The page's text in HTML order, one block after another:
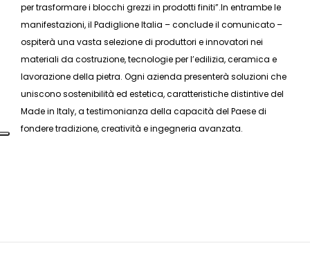
per trasformare i blocchi grezzi in prodotti finiti”.In entrambe le
manifestazioni, il Padiglione Italia – conclude il comunicato –
ospiterà una vasta selezione di produttori e innovatori nei
materiali da costruzione, tecnologie per l’edilizia, ceramica e
lavorazione della pietra. Ogni azienda presenterà soluzioni che
uniscono sostenibilità ed estetica, caratteristiche distintive del
Made in Italy, a testimonianza della capacità del Paese di
fondere tradizione, creatività e ingegneria avanzata.